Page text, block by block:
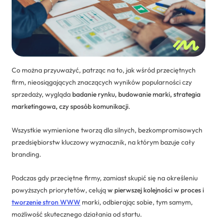
Systemy Comarch ERP
Co można przyuważyć, patrząc na to, jak wśród przeciętnych
firm, nieosiągających znaczących wyników popularności czy
sprzedaży, wyglądabadanie rynku, budowanie marki, strategia
marketingowa, czy sposób komunikacji.
Wszystkie wymienione tworzą dla silnych, bezkompromisowych
przedsiębiorstw kluczowy wyznacznik, na którym bazuje cały
branding.
Podczas gdy przeciętne firmy, zamiast skupić się na określeniu
powyższych priorytetów, celująw pierwszej kolejności w proces i
tworzenie stron WWW marki, odbierając sobie, tym samym,
możliwość skutecznego działania od startu.